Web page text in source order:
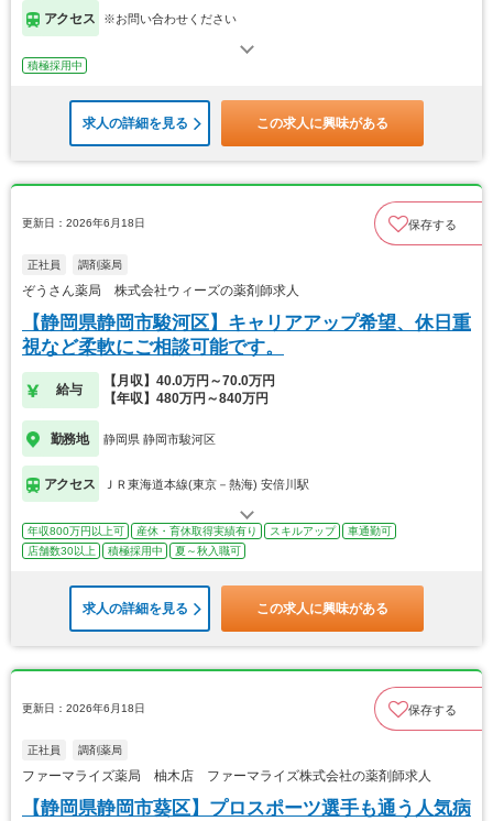
アクセス ※お問い合わせください
積極採用中
求人の詳細を見る この求人に興味がある
更新日：2026年6月18日 保存する
正社員 調剤薬局
ぞうさん薬局 株式会社ウィーズの薬剤師求人
【静岡県静岡市駿河区】キャリアアップ希望、休日重
視など柔軟にご相談可能です。
給与
【月収】40.0万円～70.0万円
【年収】480万円～840万円
勤務地 静岡県 静岡市駿河区
アクセス ＪＲ東海道本線(東京－熱海) 安倍川駅
年収800万円以上可 産休・育休取得実績有り スキルアップ
車通勤可
店舗数30以上
積極採用中 夏～秋入職可
求人の詳細を見る この求人に興味がある
更新日：2026年6月18日 保存する
正社員 調剤薬局
ファーマライズ薬局 柚木店 ファーマライズ株式会社の薬剤師求人
【静岡県静岡市葵区】プロスポーツ選手も通う人気病